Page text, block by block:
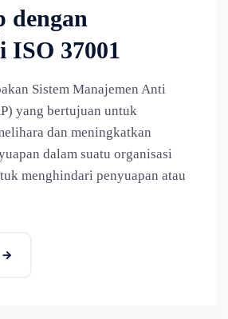
dengan
ISO 37001
Sistem Manajemen Anti
yang bertujuan untuk
dan meningkatkan
dalam suatu organisasi
menghindari penyuapan atau